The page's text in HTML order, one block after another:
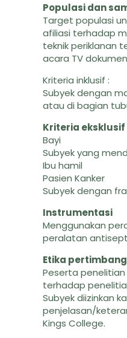
Populasi dan
Target populasi
afiliasi terhadap
teknik periklanan
acara TV
Kriteria inklusif :
Subyek dengan
atau di bagian
Kriteria eksklusif
Bayi
Subyek yang
Ibu hamil
Pasien Kanker
Subyek dengan
Instrumentasi
Menggunakan
peralatan
Etika
Peserta
terhadap
Subyek diizinkan
penjelasan/
Kings College.